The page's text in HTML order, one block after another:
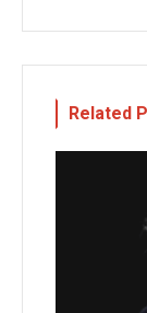
Related